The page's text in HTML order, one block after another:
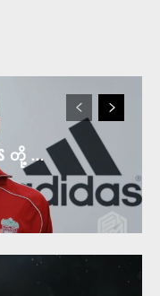
တို့ ...